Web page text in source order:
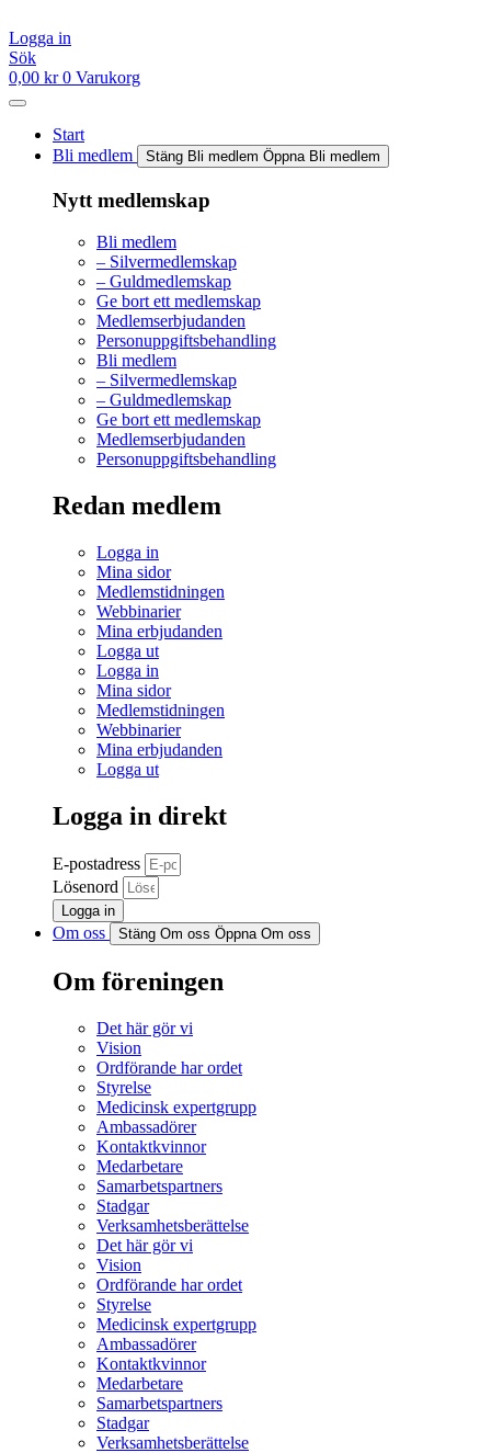
till
innehåll
Logga in
Sök
0,00 kr 0 Varukorg
Start
Bli medlem
Stäng Bli medlem Öppna Bli medlem
Nytt medlemskap
Bli medlem
– Silvermedlemskap
– Guldmedlemskap
Ge bort ett medlemskap
Medlemserbjudanden
Personuppgiftsbehandling
Bli medlem
– Silvermedlemskap
– Guldmedlemskap
Ge bort ett medlemskap
Medlemserbjudanden
Personuppgiftsbehandling
Redan medlem
Logga in
Mina sidor
Medlemstidningen
Webbinarier
Mina erbjudanden
Logga ut
Logga in
Mina sidor
Medlemstidningen
Webbinarier
Mina erbjudanden
Logga ut
Logga in direkt
E-postadress
Lösenord
Logga in
Om oss Stäng Om oss Öppna Om oss
Om föreningen
Det här gör vi
Vision
Ordförande har ordet
Styrelse
Medicinsk expertgrupp
Ambassadörer
Kontaktkvinnor
Medarbetare
Samarbetspartners
Stadgar
Verksamhetsberättelse
Det här gör vi
Vision
Ordförande har ordet
Styrelse
Medicinsk expertgrupp
Ambassadörer
Kontaktkvinnor
Medarbetare
Samarbetspartners
Stadgar
Verksamhetsberättelse